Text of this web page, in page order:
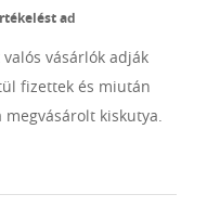
ad
vásárlók adják
fizettek és miután
kiskutya.